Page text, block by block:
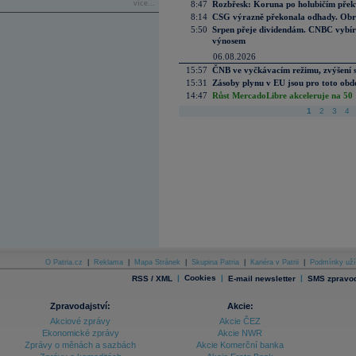
více...
8:47 Rozbřesk: Koruna po holubičím
8:14 CSG výrazně překonala odhady.
5:50 Srpen přeje dividendám. CNBC
výnosem
06.08.2026
15:57 ČNB ve vyčkávacím režimu, zvýšení
15:31
Zásoby plynu v EU jsou pro toto
14:47 Růst MercadoLibre akceleruje na
1 2 3 4
O Patria.cz Reklama Mapa Stránek Skupina Patria Kariéra v Patrii Podmínky
RSS / XML | Cookies | E-mail newsletter | SMS
Zpravodajství:
Akciové zprávy
Ekonomické zprávy
Zprávy o měnách a sazbách
Akcie:
Akcie ČEZ
Akcie NWR
Akcie Komerční banka